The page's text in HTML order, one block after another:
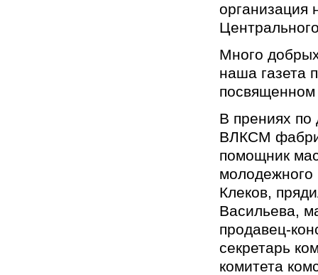
организация
Много
наша газета
В прениях по
ВЛКСМ
помощник
молодежного
Клеков,
Васильева,
продавец-
секретарь
комитета